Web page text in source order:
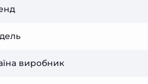
виробник